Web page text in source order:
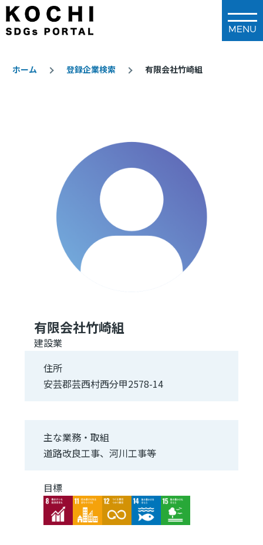
メインコンテンツに移動
ホーム 登録企業検索 有限会社竹崎組
有限会社竹崎組
建設業
住所
安芸郡芸西村西分甲2578-14
主な業務・取組
道路改良工事、河川工事等
目標
Image Image Image Image Image